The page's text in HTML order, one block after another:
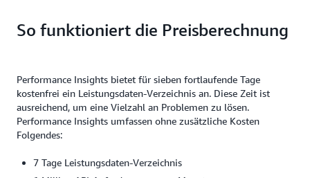
So funktioniert die Preisberechnung
Performance Insights bietet für sieben fortlaufende Tage
kostenfrei ein Leistungsdaten-Verzeichnis an. Diese Zeit ist
ausreichend, um eine Vielzahl an Problemen zu lösen.
Performance Insights umfassen ohne zusätzliche Kosten
Folgendes:
7 Tage Leistungsdaten-Verzeichnis